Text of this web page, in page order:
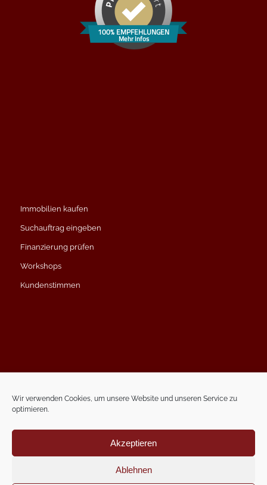
Wir verwenden Cookies, um unsere Website und unseren Service zu
optimieren.
Akzeptieren
Ablehnen
100% EMPFEHLUNGEN
Mehr Infos
Immobilien kaufen
Suchauftrag eingeben
Finanzierung prüfen
Workshops
Kundenstimmen
Datenschutzerklärung